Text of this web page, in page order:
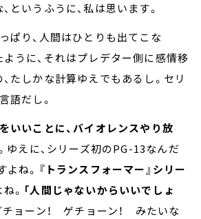
というふうに、私は思います。
ぱり、人間はひとりも出てこな
うに、それはプレデター側に感情移
たしかな計算ゆえでもあるし。セリ
語だし。
いいことに、バイオレンスやり放
。ゆえに、シリーズ初のPG-13なんだ
よね。 『トランスフォーマー』シリー
。 「人間じゃないからいいでしょ
チョーン！ ゲチョーン！ みたいな